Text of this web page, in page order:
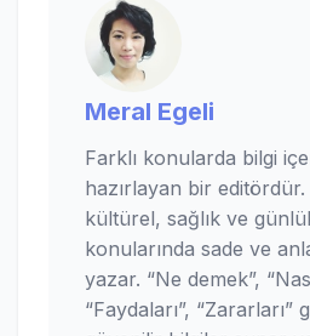
Meral Egeli
Farklı konularda bilgi
hazırlayan bir
kültürel, sağlık ve
konularında sade ve
yazar. “Ne demek”,
“Faydaları”, “Zararları”